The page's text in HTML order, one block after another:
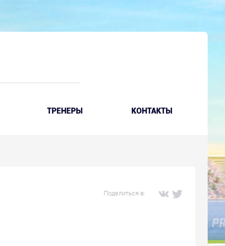
ТРЕНЕРЫ КОНТАКТЫ
Поделиться в: